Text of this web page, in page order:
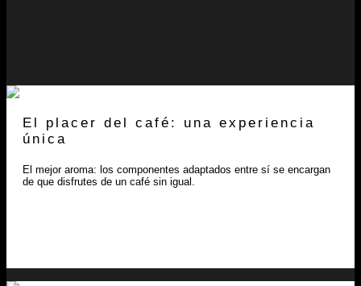
El placer del café: una experiencia
única
El mejor aroma: los componentes adaptados entre sí se encargan
de que disfrutes de un café sin igual.